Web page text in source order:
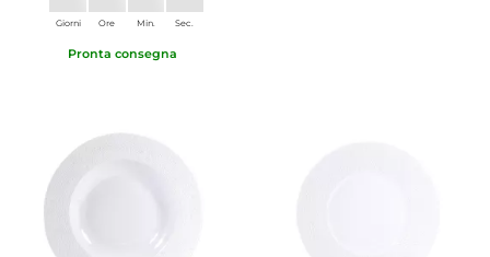
Giorni Ore Min. Sec.
Pronta consegna